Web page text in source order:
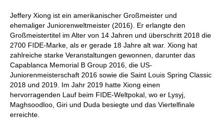
Jeffery Xiong ist ein amerikanischer Großmeister und
ehemaliger Juniorenweltmeister (2016). Er erlangte den
Großmeistertitel im Alter von 14 Jahren und überschritt 2018 die
2700 FIDE-Marke, als er gerade 18 Jahre alt war. Xiong hat
zahlreiche starke Veranstaltungen gewonnen, darunter das
Capablanca Memorial B Group 2016, die US-
Juniorenmeisterschaft 2016 sowie die Saint Louis Spring Classic
2018 und 2019. Im Jahr 2019 hatte Xiong einen
hervorragenden Lauf beim FIDE-Weltpokal, wo er Lysyj,
Maghsoodloo, Giri und Duda besiegte und das Viertelfinale
erreichte.